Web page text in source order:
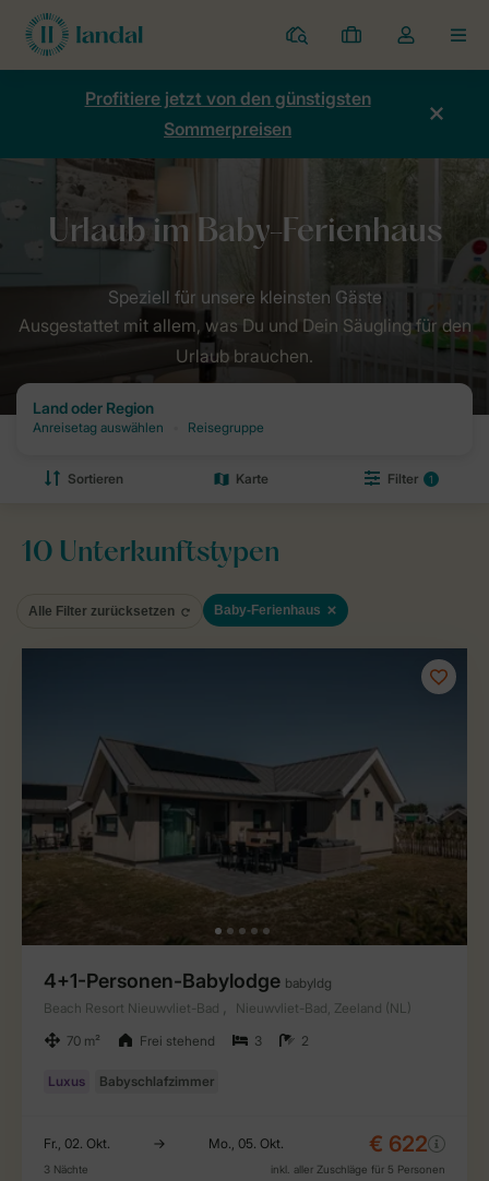
Ferienparks
Meine
Buchungen
Dropdown-
Menü
Kontos
Profitiere jetzt von den günstigsten
Sommerpreisen
Ausgestattet mit allem, was Du und Dein Säugling für den
Urlaub brauchen.